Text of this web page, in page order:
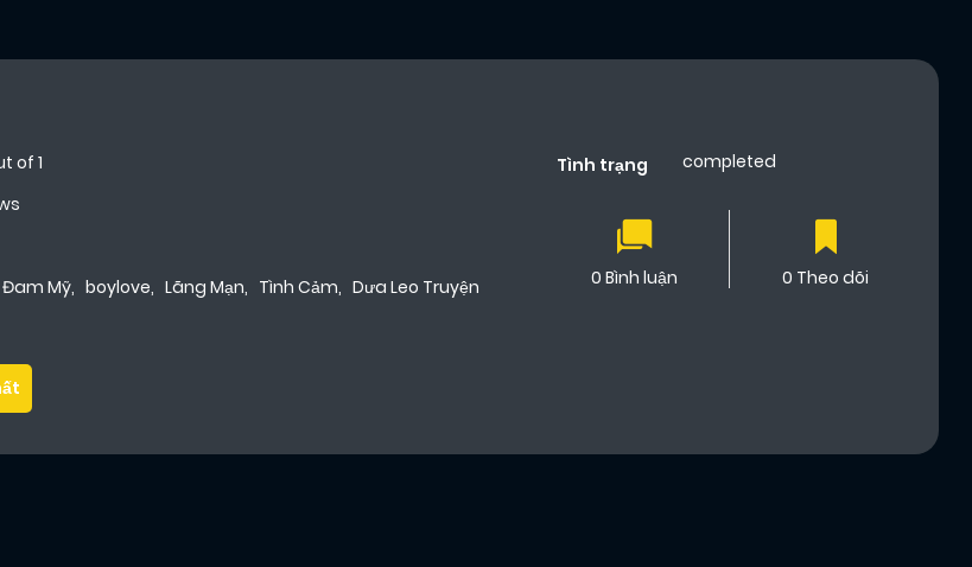
of1
Đam Mỹ, boylove, Lãng Mạn, Tình Cảm, Dưa Leo Truyện
Tình trạng completed
0 Bình luận 0 Theo dõi